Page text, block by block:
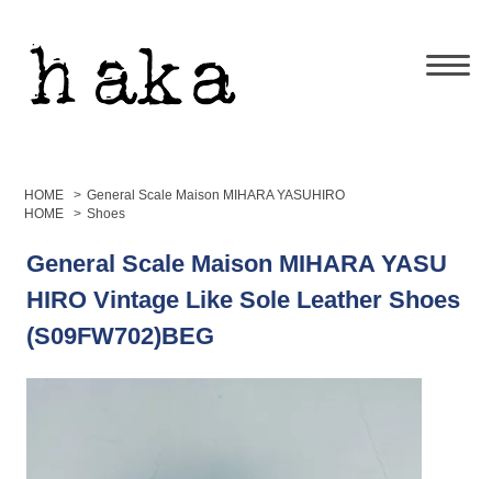
HOME > General Scale Maison MIHARA YASUHIRO
HOME
> Shoes
General Scale Maison MIHARA YASU
HIRO Vintage Like Sole Leather Shoes
(S09FW702)BEG